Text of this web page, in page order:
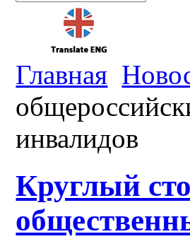
Главная
инвалидов
Круглый